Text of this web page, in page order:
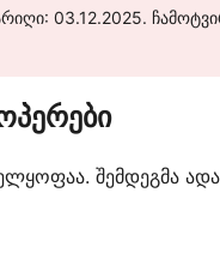
03.12.2025.
შემდეგმა